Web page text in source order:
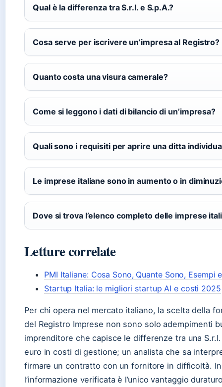
Qual è la differenza tra S.r.l. e S.p.A.?
Cosa serve per iscrivere un’impresa al Registro?
Quanto costa una visura camerale?
Come si leggono i dati di bilancio di un’impresa?
Quali sono i requisiti per aprire una ditta
Le imprese italiane sono in aumento o in
Dove si trova l’elenco completo delle imprese
Letture correlate
PMI Italiane: Cosa Sono, Quante Sono, Esempi
Startup Italia: le migliori startup AI e costi 2025
Per chi opera nel mercato italiano, la scelta della
del Registro Imprese non sono solo adempimenti
imprenditore che capisce le differenze tra una
euro in costi di gestione; un analista che sa
firmare un contratto con un fornitore in difficoltà.
l’informazione verificata è l’unico vantaggio